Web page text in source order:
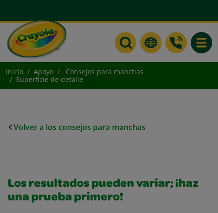
Inicio Apoyo
Consejos para manchas
Superficie de detalle
Volver a los consejos para manchas
Los resultados pueden variar; ¡haz
una prueba primero!